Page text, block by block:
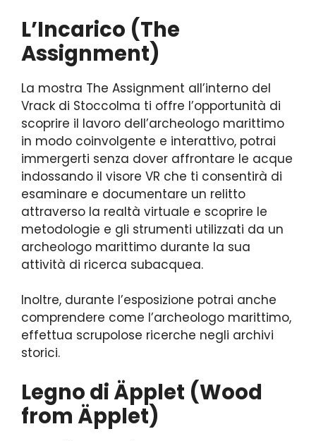
L’Incarico (The
Assignment)
La mostra The Assignment all’interno del
Vrack di Stoccolma ti offre l’opportunità di
scoprire il lavoro dell’archeologo marittimo
in modo coinvolgente e interattivo, potrai
immergerti senza dover affrontare le acque
indossando il visore VR che ti consentirà di
esaminare e documentare un relitto
attraverso la realtà virtuale e scoprire le
metodologie e gli strumenti utilizzati da un
archeologo marittimo durante la sua
attività di ricerca subacquea.
Inoltre, durante l’esposizione potrai anche
comprendere come l’archeologo marittimo,
effettua scrupolose ricerche negli archivi
storici.
Legno di Äpplet (Wood
from Äpplet)